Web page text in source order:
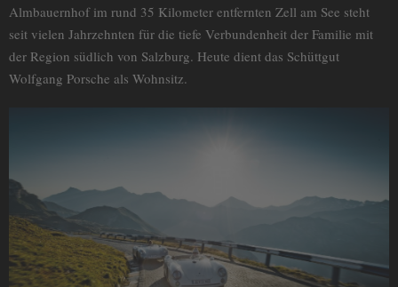
Almbauernhof im rund 35 Kilometer entfernten Zell am See steht
seit vielen Jahrzehnten für die tiefe Verbundenheit der Familie mit
der Region südlich von Salzburg. Heute dient das Schüttgut
Wolfgang Porsche als Wohnsitz.